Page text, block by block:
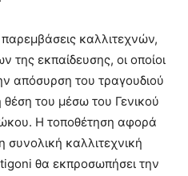
καλλιτεχνών,
εκπαίδευσης, οι οποίοι
απόσυρση του τραγουδιού
του μέσω του Γενικού
Η τοποθέτηση αφορά
συνολική καλλιτεχνική
θα εκπροσωπήσει την